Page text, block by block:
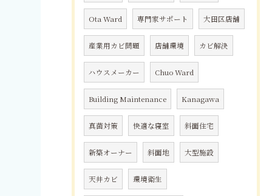
Ota Ward 専門家サポート 大田区店舗
産業用カビ問題 店舗環境 カビ解決
ハウスメーカー Chuo Ward
Building Maintenance Kanagawa
真菌対策 快適な寝室 斜面住宅
新築オーナー 斜面地 大型施設
天井カビ 環境衛生